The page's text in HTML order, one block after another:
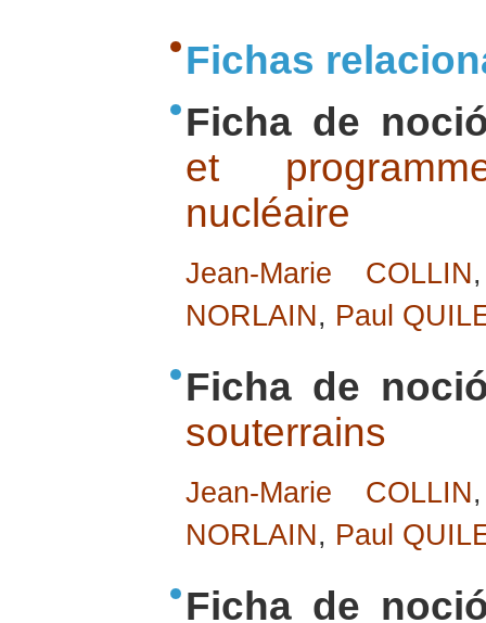
Fichas
Ficha de
et
nucléaire
Jean-Marie COLLIN
NORLAIN, Paul
Ficha de
souterrains
Jean-Marie COLLIN
NORLAIN, Paul
Ficha de